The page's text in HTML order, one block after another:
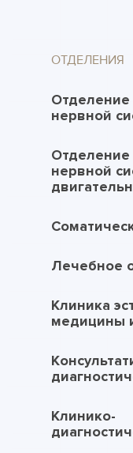
ОТДЕЛЕНИЯ
нервной
нервной
Лечебное
Клиника
медицины
Клинико-